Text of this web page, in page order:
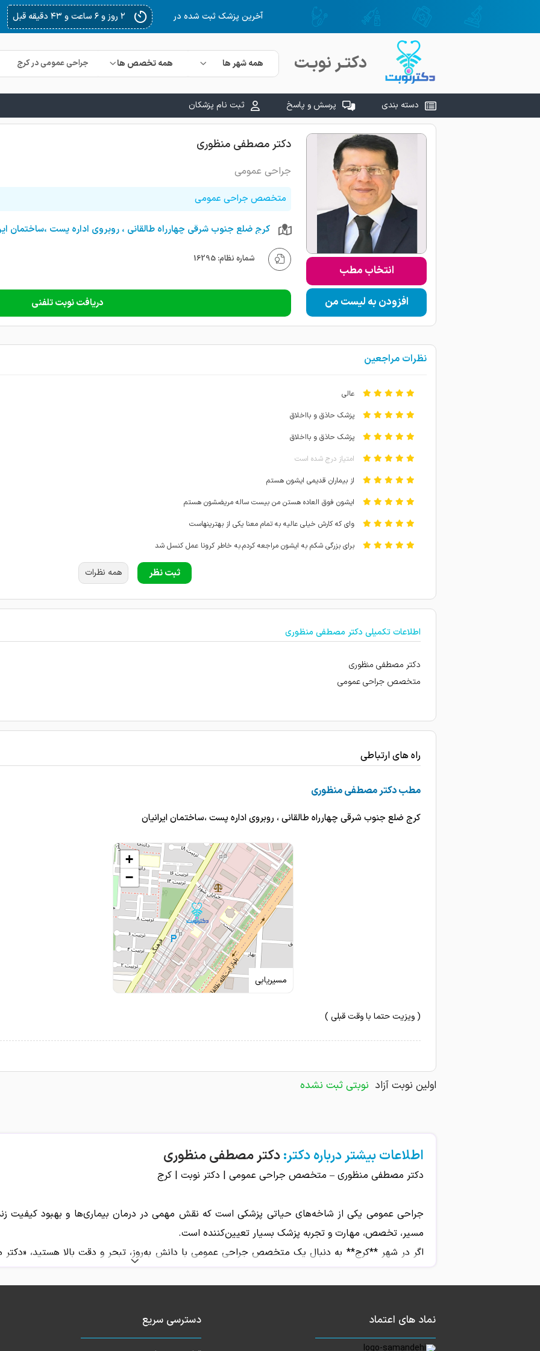
آخرین پزشک ثبت شده در
دکتـر نوبـت همه شهر ها همه تخصص ها
دسته بندی پرسش و پاسخ ثبت نام پزشکان
انتخاب مطب
افزودن به لیست من
دکتر مصطفی منظوری
جراحی عمومی
متخصص جراحی عمومی
کرج ضلع جنوب شرقی چهارراه طالقانی ، روبروی اداره پست ،ساختمان
شماره نظام: 16295
دریافت نوبت تلفنی
نظرات مراجعین
عالی
پزشک حاذق و بااخلاق
پزشک حاذق و بااخلاق
امتیاز درج شده است
از بیماران قدیمی ایشون هستم
ایشون فوق العاده هستن من بیست ساله مریضشون هستم
وای که کارش خیلی عالیه به تمام معنا یکی از بهترینهاست
برای بزرگی شکم به ایشون مراجعه کردم.به خاطر کرونا عمل کنسل شد
ثبت نظر همه نظرات
اولین نوبت آزاد نوبتی ثبت نشده
اطلاعات تکمیلی دکتر مصطفی منظوری
دکتر مصطفی منظوری
متخصص جراحی عمومی
راه های ارتباطی
مطب دکتر مصطفی منظوری
کرج ضلع جنوب شرقی چهارراه طالقانی ، روبروی اداره پست ،ساختمان ایرانیان
مسیریابی
+
−
( ویزیت حتما با وقت قبلی )
اطلاعات بیشتر درباره دکتر:دکتر مصطفی منظوری
دکتر مصطفی منظوری – متخصص جراحی عمومی | دکتر نوبت | کرج
جراحی عمومی یکی از شاخه‌های حیاتی پزشکی است که نقش مهمی در درمان بیماری‌ها و بهبود کیفیت
مسیر، تخصص، مهارت و تجربه پزشک بسیار تعیین‌کننده است.
اگر در شهر **کرج** به دنبال یک متخصص جراحی عمومی با دانش به‌روز، تبحر و دقت بالا هستید،
نماد های اعتماد دسترسی سریع